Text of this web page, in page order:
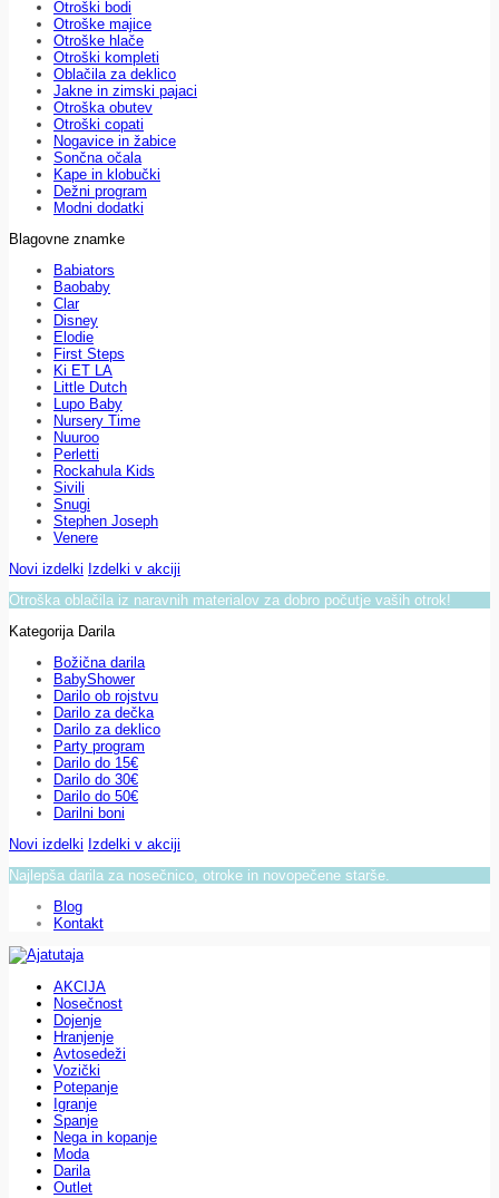
Otroški bodi
Otroške majice
Otroške hlače
Otroški kompleti
Oblačila za deklico
Jakne in zimski pajaci
Otroška obutev
Otroški copati
Nogavice in žabice
Sončna očala
Kape in klobučki
Dežni program
Modni dodatki
Blagovne znamke
Babiators
Baobaby
Clar
Disney
Elodie
First Steps
Ki ET LA
Little Dutch
Lupo Baby
Nursery Time
Nuuroo
Perletti
Rockahula Kids
Sivili
Snugi
Stephen Joseph
Venere
Novi izdelki Izdelki v akciji
Otroška oblačila iz naravnih materialov za dobro počutje vaših otrok!
Kategorija Darila
Božična darila
BabyShower
Darilo ob rojstvu
Darilo za dečka
Darilo za deklico
Party program
Darilo do 15€
Darilo do 30€
Darilo do 50€
Darilni boni
Novi izdelki Izdelki v akciji
Najlepša darila za nosečnico, otroke in novopečene starše.
Blog
Kontakt
AKCIJA
Nosečnost
Dojenje
Hranjenje
Avtosedeži
Vozički
Potepanje
Igranje
Spanje
Nega in kopanje
Moda
Darila
Outlet